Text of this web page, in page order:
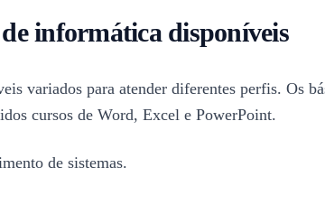
informática disponíveis
variados para atender diferentes perfis. Os
cursos de Word, Excel e PowerPoint.
de sistemas.